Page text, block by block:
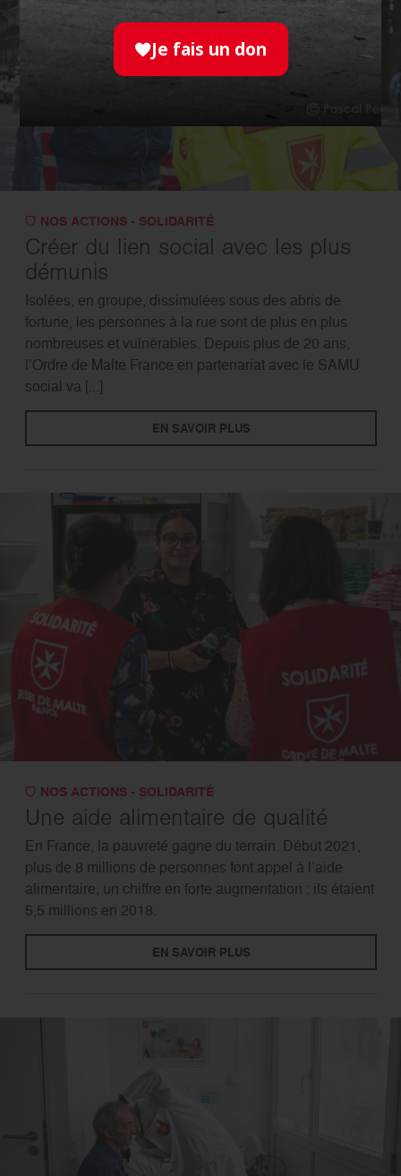
NOS ACTIONS - SOLIDARITÉ
Créer du lien social avec les plus
démunis
Isolées, en groupe, dissimulées sous des abris de
fortune, les personnes à la rue sont de plus en plus
nombreuses et vulnérables. Depuis plus de 20 ans,
l’Ordre de Malte France en partenariat avec le SAMU
social va [...]
EN SAVOIR PLUS
NOS ACTIONS - SOLIDARITÉ
Une aide alimentaire de qualité
En France, la pauvreté gagne du terrain. Début 2021,
plus de 8 millions de personnes font appel à l’aide
alimentaire, un chiffre en forte augmentation : ils étaient
5,5 millions en 2018.
EN SAVOIR PLUS
Je fais un don